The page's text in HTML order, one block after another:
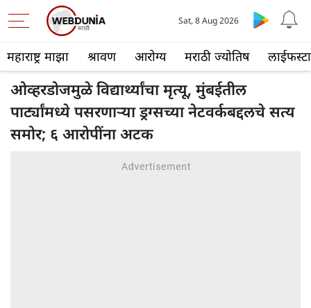
महाराष्ट्र माझा श्रावण आरोग्य मराठी ज्योतिष
Sat, 8 Aug 2026
ओव्हरडोजमुळे विद्यार्थ्यांचा मृत्यू, मुंबईतील
पार्ट्यांमध्ये पसरणाऱ्या ड्रग्सच्या नेटवर्कबद्दलचे सत्य
समोर; ६ आरोपींना अटक